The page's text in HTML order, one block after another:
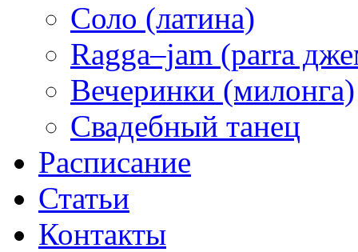
Соло (латина)
Ragga–jam (parra
Вечеринки (милонга)
Свадебный танец
Расписание
Статьи
Контакты